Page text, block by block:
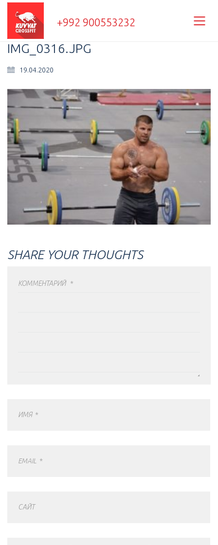
+992 900553232
IMG_0316.JPG
19.04.2020
SHARE YOUR THOUGHTS
КОММЕНТАРИЙ *
ИМЯ *
EMAIL *
САЙТ